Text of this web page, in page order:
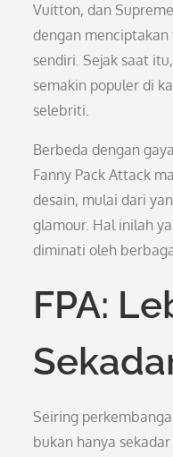
Vuitton, dan
dengan
sendiri. Sejak saat
semakin populer di
selebriti.
Berbeda dengan
Fanny Pack Attack
desain, mulai dari
glamour. Hal inilah
diminati oleh
FPA:
Seiring
bukan hanya